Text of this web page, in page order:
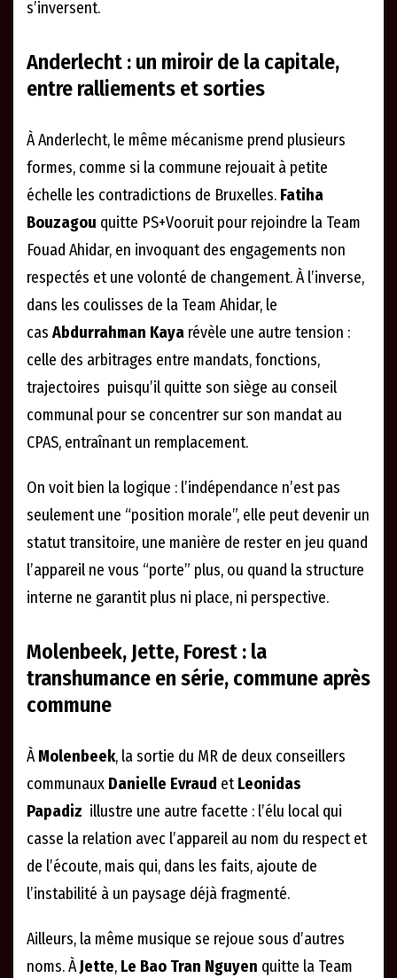
s’inversent.
Anderlecht : un miroir de la capitale,
entre ralliements et sorties
À Anderlecht, le même mécanisme prend plusieurs
formes, comme si la commune rejouait à petite
échelle les contradictions de Bruxelles. Fatiha
Bouzagou quitte PS+Vooruit pour rejoindre la Team
Fouad Ahidar, en invoquant des engagements non
respectés et une volonté de changement. À l’inverse,
dans les coulisses de la Team Ahidar, le
cas Abdurrahman Kaya révèle une autre tension :
celle des arbitrages entre mandats, fonctions,
trajectoires puisqu’il quitte son siège au conseil
communal pour se concentrer sur son mandat au
CPAS, entraînant un remplacement.
On voit bien la logique : l’indépendance n’est pas
seulement une “position morale”, elle peut devenir un
statut transitoire, une manière de rester en jeu quand
l’appareil ne vous “porte” plus, ou quand la structure
interne ne garantit plus ni place, ni perspective.
Molenbeek, Jette, Forest : la
transhumance en série, commune après
commune
ÀMolenbeek, la sortie du MR de deux conseillers
communaux Danielle Evraud etLeonidas
Papadiz illustre une autre facette : l’élu local qui
casse la relation avec l’appareil au nom du respect et
de l’écoute, mais qui, dans les faits, ajoute de
l’instabilité à un paysage déjà fragmenté.
Ailleurs, la même musique se rejoue sous d’autres
noms. ÀJette, Le Bao Tran Nguyen quitte la Team